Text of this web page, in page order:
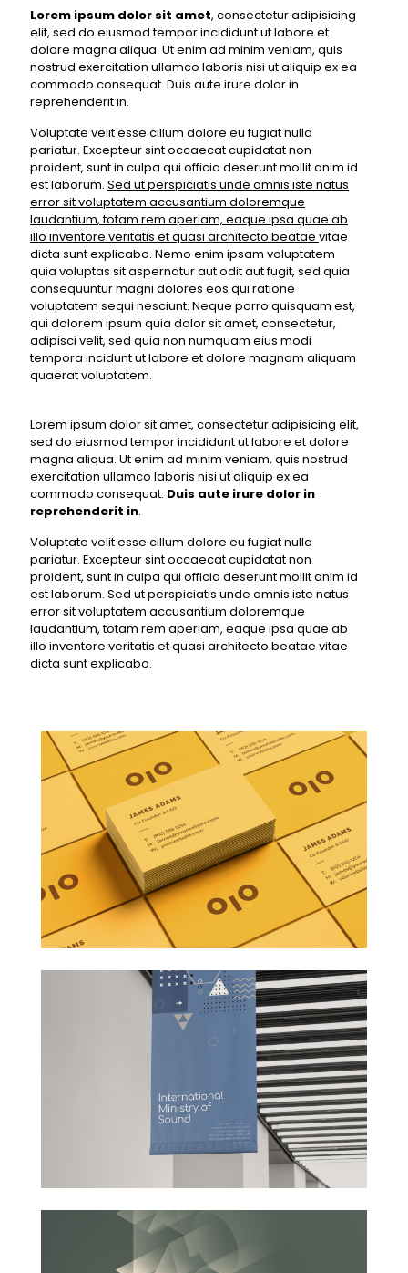
Lorem ipsum dolor sit amet, consectetur adipisicing
elit, sed do eiusmod tempor incididunt ut labore et
dolore magna aliqua. Ut enim ad minim veniam, quis
nostrud exercitation ullamco laboris nisi ut aliquip ex ea
commodo consequat. Duis aute irure dolor in
reprehenderit in.
Voluptate velit esse cillum dolore eu fugiat nulla
pariatur. Excepteur sint occaecat cupidatat non
proident, sunt in culpa qui officia deserunt mollit anim id
est laborum. Sed ut perspiciatis unde omnis iste natus
error sit voluptatem accusantium doloremque
laudantium, totam rem aperiam, eaque ipsa quae ab
illo inventore veritatis et quasi architecto beatae vitae
dicta sunt explicabo. Nemo enim ipsam voluptatem
quia voluptas sit aspernatur aut odit aut fugit, sed quia
consequuntur magni dolores eos qui ratione
voluptatem sequi nesciunt. Neque porro quisquam est,
qui dolorem ipsum quia dolor sit amet, consectetur,
adipisci velit, sed quia non numquam eius modi
tempora incidunt ut labore et dolore magnam aliquam
quaerat voluptatem.
Lorem ipsum dolor sit amet, consectetur adipisicing elit,
sed do eiusmod tempor incididunt ut labore et dolore
magna aliqua. Ut enim ad minim veniam, quis nostrud
exercitation ullamco laboris nisi ut aliquip ex ea
commodo consequat. Duis aute irure dolor in
reprehenderit in.
Voluptate velit esse cillum dolore eu fugiat nulla
pariatur. Excepteur sint occaecat cupidatat non
proident, sunt in culpa qui officia deserunt mollit anim id
est laborum. Sed ut perspiciatis unde omnis iste natus
error sit voluptatem accusantium doloremque
laudantium, totam rem aperiam, eaque ipsa quae ab
illo inventore veritatis et quasi architecto beatae vitae
dicta sunt explicabo.